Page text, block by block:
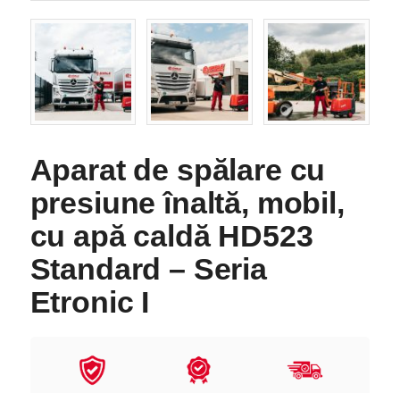
Aparat de spălare cu
presiune înaltă, mobil,
cu apă caldă HD523
Standard – Seria
Etronic I